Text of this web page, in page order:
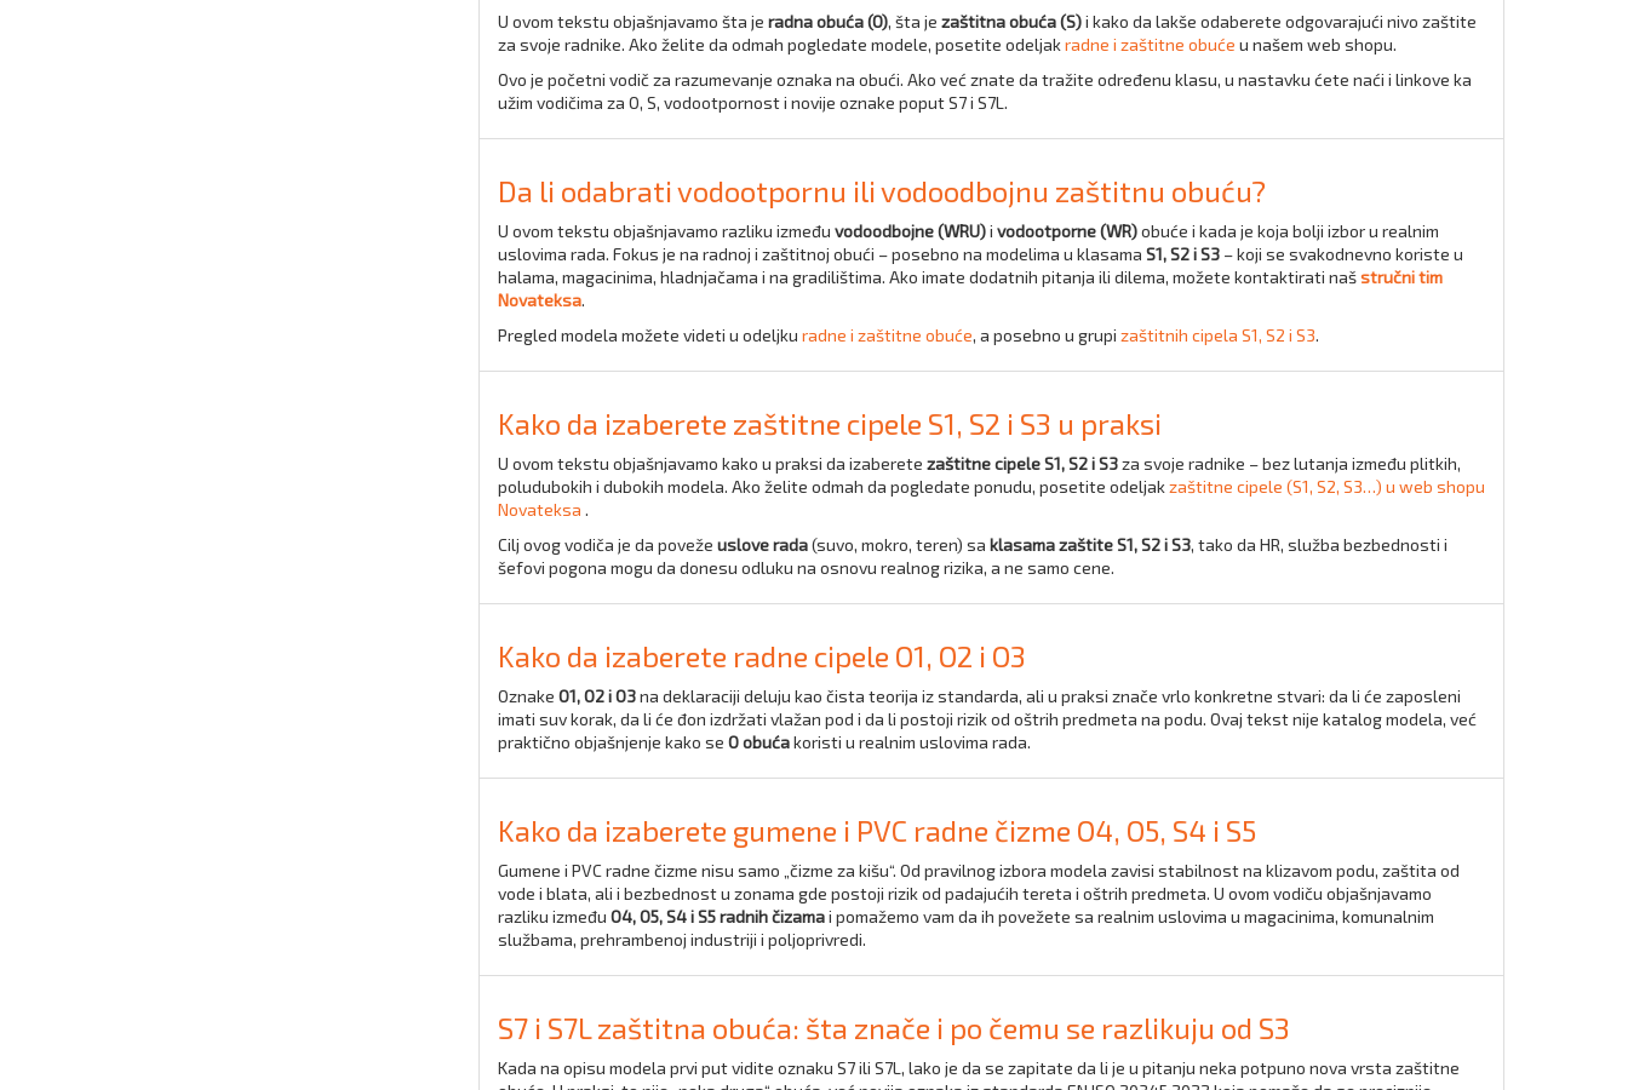
U ovom tekstu objašnjavamo šta je radna obuća (O), šta je zaštitna obuća (S)i kako da lakše odaberete odgovarajući nivo zaštite
za svoje radnike. Ako želite da odmah pogledate modele, posetite odeljak radne i zaštitne obuće u našem web shopu.
Ovo je početni vodič za razumevanje oznaka na obući. Ako već znate da tražite određenu klasu, u nastavku ćete naći i linkove ka
užim vodičima za O, S, vodootpornost i novije oznake poput S7 i S7L.
Da li odabrati vodootpornu ili vodoodbojnu zaštitnu obuću?
U ovom tekstu objašnjavamo razliku između vodoodbojne (WRU)i vodootporne (WR)obuće i kada je koja bolji izbor u realnim
uslovima rada. Fokus je na radnoj i zaštitnoj obući – posebno na modelima u klasama S1, S2 i S3– koji se svakodnevno koriste u
halama, magacinima, hladnjačama i na gradilištima. Ako imate dodatnih pitanja ili dilema, možete kontaktirati našstručni tim
Novateksa.
Pregled modela možete videti u odeljku radne i zaštitne obuće, a posebno u grupi zaštitnih cipela S1, S2 i S3.
Kako da izaberete zaštitne cipele S1, S2 i S3 u praksi
U ovom tekstu objašnjavamo kako u praksi da izaberete zaštitne cipele S1, S2 i S3za svoje radnike – bez lutanja između plitkih,
poludubokih i dubokih modela. Ako želite odmah da pogledate ponudu, posetite odeljak zaštitne cipele (S1, S2, S3…) u web shopu
Novateksa .
Cilj ovog vodiča je da poveže uslove rada(suvo, mokro, teren) sa klasama zaštite S1, S2 i S3, tako da HR, služba bezbednosti i
šefovi pogona mogu da donesu odluku na osnovu realnog rizika, a ne samo cene.
Kako da izaberete radne cipele O1, O2 i O3
Oznake O1, O2 i O3na deklaraciji deluju kao čista teorija iz standarda, ali u praksi znače vrlo konkretne stvari: da li će zaposleni
imati suv korak, da li će đon izdržati vlažan pod i da li postoji rizik od oštrih predmeta na podu. Ovaj tekst nije katalog modela, već
praktično objašnjenje kako se O obućakoristi u realnim uslovima rada.
Kako da izaberete gumene i PVC radne čizme O4, O5, S4 i S5
Gumene i PVC radne čizme nisu samo „čizme za kišu“. Od pravilnog izbora modela zavisi stabilnost na klizavom podu, zaštita od
vode i blata, ali i bezbednost u zonama gde postoji rizik od padajućih tereta i oštrih predmeta. U ovom vodiču objašnjavamo
razliku između O4, O5, S4 i S5 radnih čizamai pomažemo vam da ih povežete sa realnim uslovima u magacinima, komunalnim
službama, prehrambenoj industriji i poljoprivredi.
S7 i S7L zaštitna obuća: šta znače i po čemu se razlikuju od S3
Kada na opisu modela prvi put vidite oznaku S7 ili S7L, lako je da se zapitate da li je u pitanju neka potpuno nova vrsta zaštitne